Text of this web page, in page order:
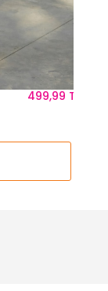
499,99 TL